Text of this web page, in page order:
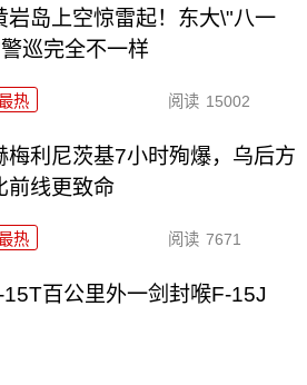
岩岛上空惊雷起！东大\"八一
巡完全不一样
热 阅读 15002
梅利尼茨基7小时殉爆，乌后方
前线更致命
热 阅读 7671
百公里外一剑封喉F-15J